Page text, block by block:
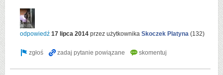
odpowiedź 17 lipca 2014 przez użytkownika Skoczek Platyna (132)